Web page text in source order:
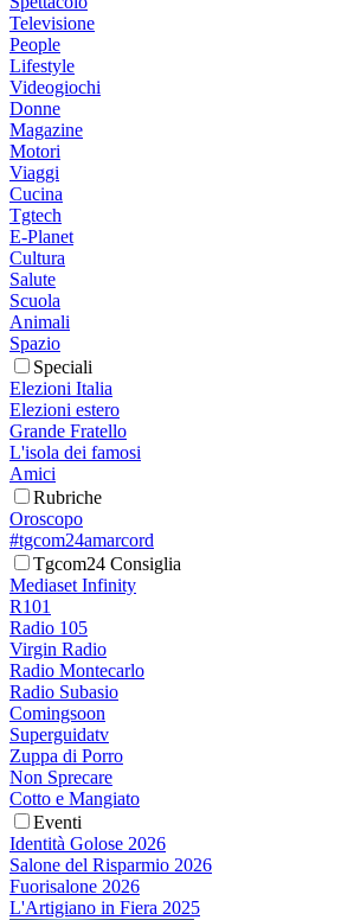
Televisione
People
Lifestyle
Videogiochi
Donne
Magazine
Motori
Viaggi
Cucina
Tgtech
E-Planet
Cultura
Salute
Scuola
Animali
Spazio
Speciali
Elezioni Italia
Elezioni estero
Grande Fratello
L'isola dei famosi
Amici
Rubriche
Oroscopo
#tgcom24amarcord
Tgcom24 Consiglia
Mediaset Infinity
R101
Radio 105
Virgin Radio
Radio Montecarlo
Radio Subasio
Comingsoon
Superguidatv
Zuppa di Porro
Non Sprecare
Cotto e Mangiato
Eventi
Identità Golose 2026
Salone del Risparmio 2026
Fuorisalone 2026
L'Artigiano in Fiera 2025